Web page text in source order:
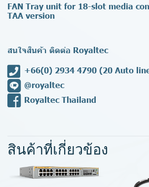
FAN Tray unit for 18-slot media
TAA version
สนใจสินค้า ติดต่อ Royaltec
+66(0) 2934 4790 (20 Auto
@royaltec
Royaltec Thailand
สินค้าที่เกี่ยวข้อง